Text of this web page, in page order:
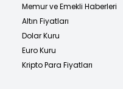
Memur ve Emekli Haberleri
Altın Fiyatları
Dolar Kuru
Euro Kuru
Kripto Para Fiyatları